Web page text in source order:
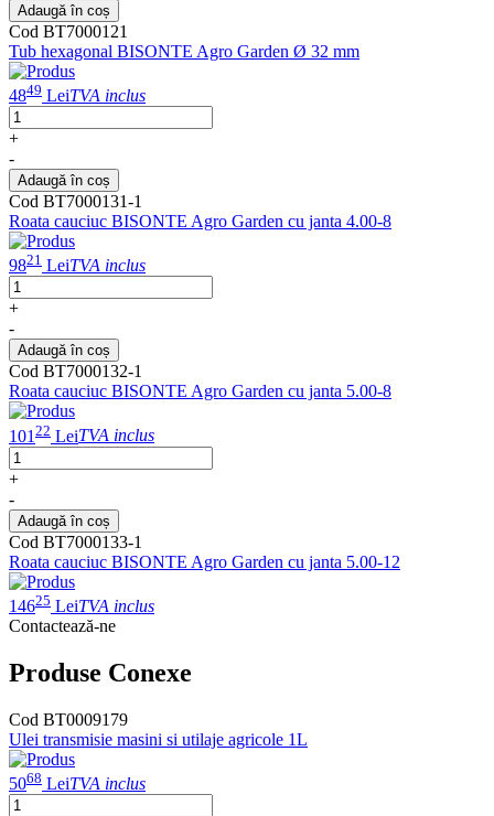
Adaugă în coș
Cod BT7000121
Tub hexagonal BISONTE Agro Garden Ø 32 mm
4849 LeiTVA inclus
+
-
Adaugă în coș
Cod BT7000131-1
Roata cauciuc BISONTE Agro Garden cu janta 4.00-8
9821 LeiTVA inclus
+
-
Adaugă în coș
Cod BT7000132-1
Roata cauciuc BISONTE Agro Garden cu janta 5.00-8
101 22 LeiTVA inclus
+
-
Adaugă în coș
Cod BT7000133-1
Roata cauciuc BISONTE Agro Garden cu janta 5.00-12
14625 LeiTVA inclus
Contactează-ne
Produse Conexe
Cod BT0009179
Ulei transmisie masini si utilaje agricole 1L
5068 LeiTVA inclus